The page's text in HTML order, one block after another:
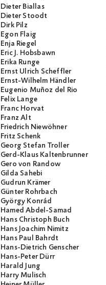
Dieter Biallas
Dieter Stoodt
Dirk Pilz
Egon Flaig
Enja Riegel
Eric J. Hobsbawn
Erika Runge
Ernst Ulrich Scheffler
Ernst-Wilhelm Händler
Eugenio Muñoz del Rio
Felix Lange
Franc Horvat
Franz Alt
Friedrich Niewöhner
Fritz Schenk
Georg Stefan Troller
Gerd-Klaus Kaltenbrunner
Gero von Randow
Gilda Sahebi
Gudrun Krämer
Günter Rohrbach
György Konrád
Hamed Abdel-Samad
Hans Christoph Buch
Hans Joachim Nimitz
Hans Paul Bahrdt
Hans-Dietrich Genscher
Hans-Peter Dürr
Harald Jung
Harry Mulisch